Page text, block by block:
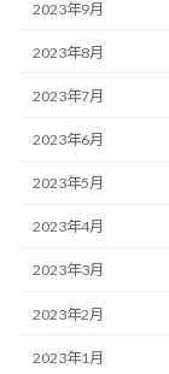
2023年9月
2023年8月
2023年7月
2023年6月
2023年5月
2023年4月
2023年3月
2023年2月
2023年1月